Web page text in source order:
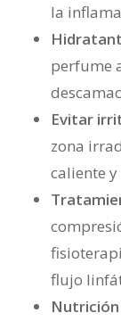
la
perfume
Evitar
zona
caliente
flujo